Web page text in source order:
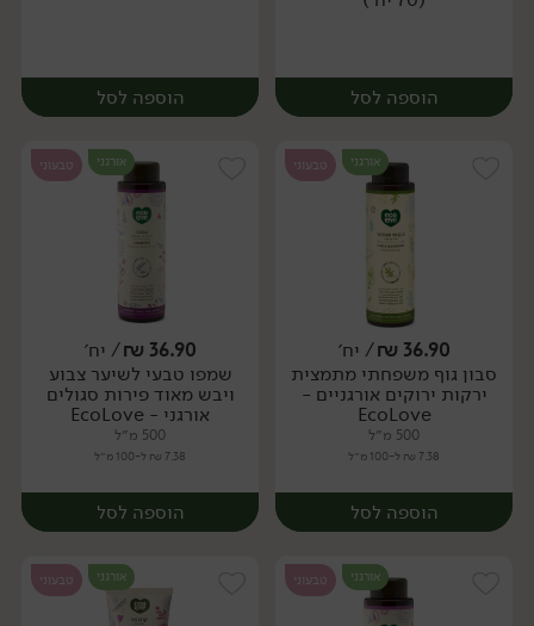
הוספה לסל
יח׳
הוספה לסל
יח׳
אורגני טבעוני
36.90
₪/ יח׳
סבון גוף משפחתי מתמצית
ירקות ירוקים אורגניים -
EcoLove
500 מ״ל
7.38 ₪ ל-100 מ״ל
הוספה לסל
אורגני טבעוני
36.90
₪/ יח׳
שמפו טבעי לשיער צבוע
ויבש מאוד פירות סגולים
אורגני - EcoLove
500 מ״ל
7.38 ₪ ל-100 מ״ל
הוספה לסל
אורגני טבעוני אורגני טבעוני